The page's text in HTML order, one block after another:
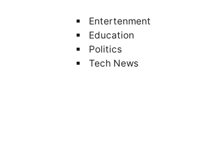
Entertenment
Education
Politics
Tech News